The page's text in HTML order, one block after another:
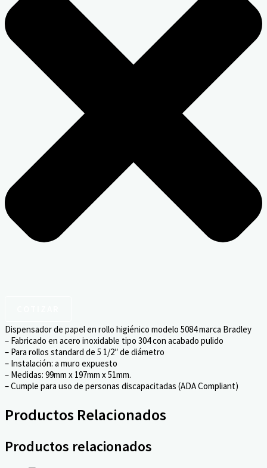
Dispensador de papel en rollo higiénico modelo 5084 marca Bradley
– Fabricado en acero inoxidable tipo 304 con acabado pulido
– Para rollos standard de 5 1/2″ de diámetro
– Instalación: a muro expuesto
– Medidas: 99mm x 197mm x 51mm.
– Cumple para uso de personas discapacitadas (ADA Compliant)
Productos Relacionados
Productos relacionados